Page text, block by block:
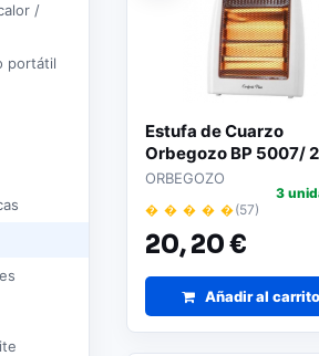
portátil
Estufa de Cuarzo
Orbegozo BP 5007/ 2
niveles de potencia/
ORBEGOZO
� � � � �(57)
20,20 €
3
Añadir al carrito